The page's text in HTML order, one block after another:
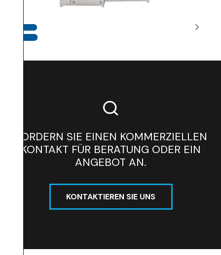
FORDERN SIE EINEN KOMMERZIELLEN
KONTAKT FÜR BERATUNG ODER EIN
ANGEBOT AN.
KONTAKTIEREN SIE UNS